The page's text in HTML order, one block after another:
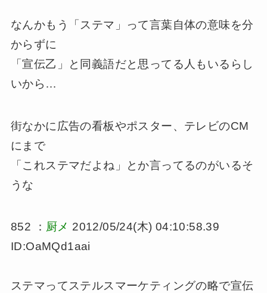
なんかもう「ステマ」って言葉自体の意味を分
からずに
「宣伝乙」と同義語だと思ってる人もいるらし
いから…
街なかに広告の看板やポスター、テレビのCM
にまで
「これステマだよね」とか言ってるのがいるそ
うな
852 ： 厨メ 2012/05/24(木) 04:10:58.39
ID:OaMQd1aai
ステマってステルスマーケティングの略で宣伝